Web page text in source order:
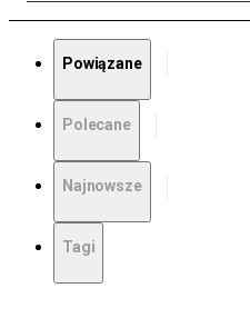
Powiązane
Polecane
Najnowsze
Tagi